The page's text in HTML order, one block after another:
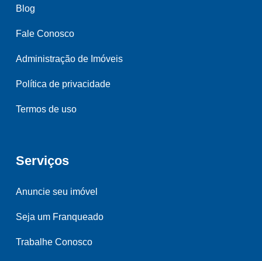
Blog
Fale Conosco
Administração de Imóveis
Política de privacidade
Termos de uso
Serviços
Anuncie seu imóvel
Seja um Franqueado
Trabalhe Conosco